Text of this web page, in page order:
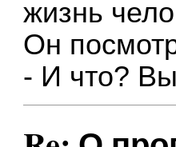
жизнь
Он
- И что?